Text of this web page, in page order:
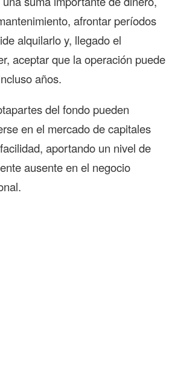
afrontar períodos
alquilarlo y, llegado el
aceptar que la operación puede
años.
del fondo pueden
en el mercado de capitales
aportando un nivel de
ausente en el negocio